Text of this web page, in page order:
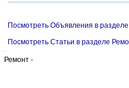
Посмотреть Объявления в
Посмотреть Статьи в разделе
Ремонт -